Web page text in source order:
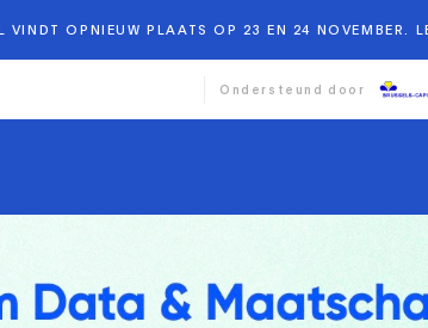
VINDT OPNIEUW PLAATS OP 23 EN 24 NOVEMBER.
Ondersteund door